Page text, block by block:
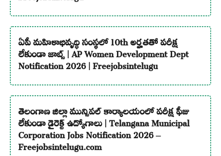
ఏపీ మహిళాభివృద్ధి సంస్థలో 10th అర్హతతో పరీక్ష
లేకుండా జాబ్స్ | AP Women Development Dept
Notification 2026 | Freejobsintelugu
తెలంగాణ జిల్లా మున్సిపల్ కార్యాలయంలో పరీక్ష ఫీజు
లేకుండా డైరెక్ట్ ఉద్యోగాలు | Telangana Municipal
Corporation Jobs Notification 2026 –
Freejobsintelugu.com